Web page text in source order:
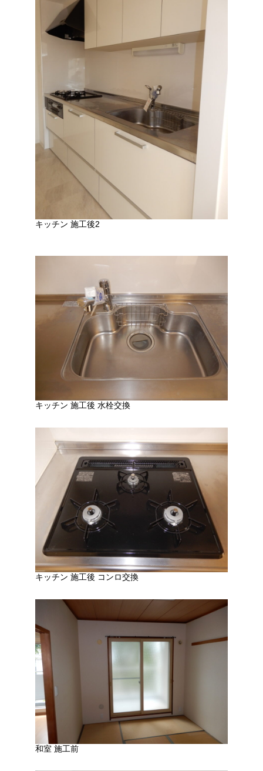
キッチン 施工後2
キッチン 施工後 水栓交換
キッチン 施工後 コンロ交換
和室 施工前